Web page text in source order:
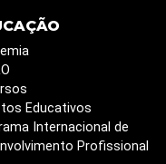
Educativos
Internacional de
Profissional